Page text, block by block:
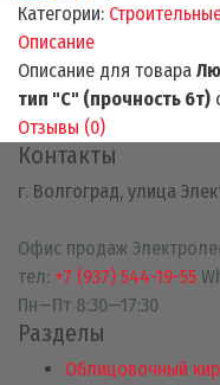
Категории:
Описание
Описание для товара
тип "С" (прочность 6т)
Отзывы (0)
Контакты
г. Волгоград, улица
Офис продаж
тел: +7 (937) 544-19-55
Пн—Пт 8:30—17:30
Разделы
Облицовочный